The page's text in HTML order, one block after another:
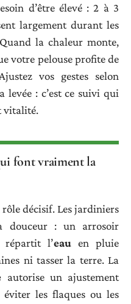
d’être élevé : 2 à 3
largement durant les
la chaleur monte,
votre pelouse profite de
vos gestes selon
levée : c’est ce suivi qui
vitalité.
font vraiment la
décisif. Les jardiniers
douceur : un arrosoir
répartit l’eau en pluie
ni tasser la terre. La
autorise un ajustement
les flaques ou les